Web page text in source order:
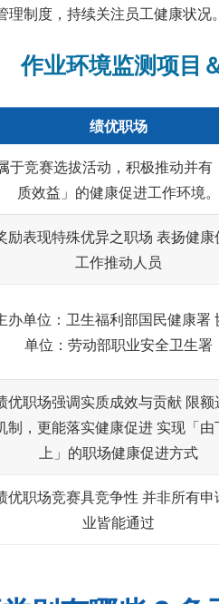
理制度，持续关注员工健康状况。​
作业环境监测项目
绩优职场
于竞赛选拔活动，积极推动并有
质效益」的健康促进工作环境。
励表现特殊优异之职场 表扬健康
工作推动人员
办单位：卫生福利部国民健康署
单位：劳动部职业安全卫生署
优职场强调实质成效与贡献 限额
制，更能落实健康促进 实现「由
上」的职场健康促进方式
优职场竞赛具竞争性 并非所有申
业皆能通过